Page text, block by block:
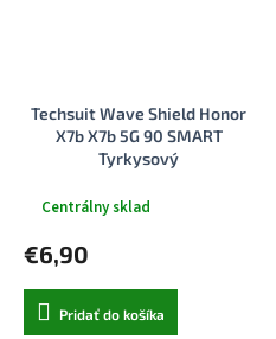
Techsuit Wave Shield Honor
X7b X7b 5G 90 SMART
Tyrkysový
Centrálny sklad
€6,90
Pridať do košíka